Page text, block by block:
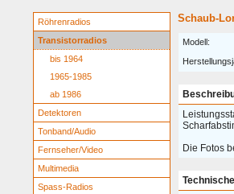
Röhrenradios
Transistorradios
bis 1964
1965-1985
ab 1986
Detektoren
Tonband/Audio
Fernseher/Video
Multimedia
Spass-Radios
Schaub-
Modell:
Die Fotos